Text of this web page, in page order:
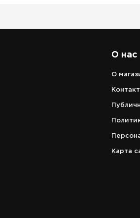
О нас
О
Карта